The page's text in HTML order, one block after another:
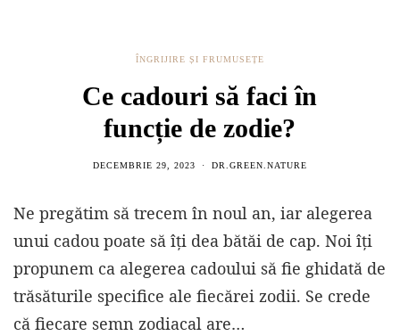
ÎNGRIJIRE ȘI FRUMUSEȚE
Ce cadouri să faci în
funcție de zodie?
DECEMBRIE 29, 2023 DR.GREEN.NATURE
Ne pregătim să trecem în noul an, iar alegerea
unui cadou poate să îți dea bătăi de cap. Noi îți
propunem ca alegerea cadoului să fie ghidată de
trăsăturile specifice ale fiecărei zodii. Se crede
că fiecare semn zodiacal are…